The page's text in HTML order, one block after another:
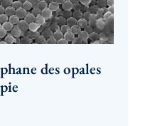
des opales